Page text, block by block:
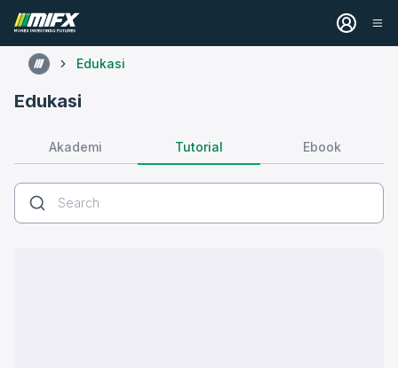
Edukasi
Edukasi
Akademi Tutorial Ebook